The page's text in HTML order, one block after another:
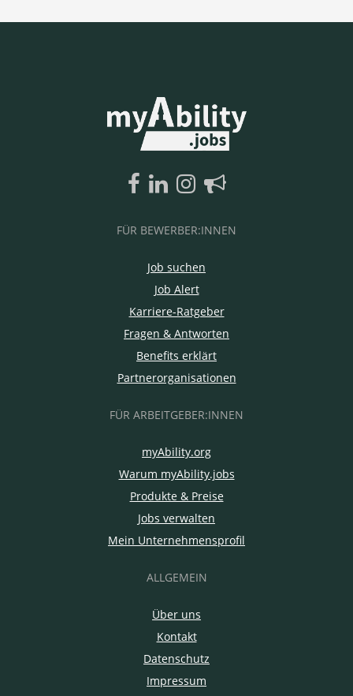
FÜR BEWERBER:INNEN
Job suchen
Job Alert
Karriere-Ratgeber
Fragen & Antworten
Benefits erklärt
Partnerorganisationen
FÜR ARBEITGEBER:INNEN
myAbility.org
Warum myAbility.jobs
Produkte & Preise
Jobs verwalten
Mein Unternehmensprofil
ALLGEMEIN
Über uns
Kontakt
Datenschutz
Impressum